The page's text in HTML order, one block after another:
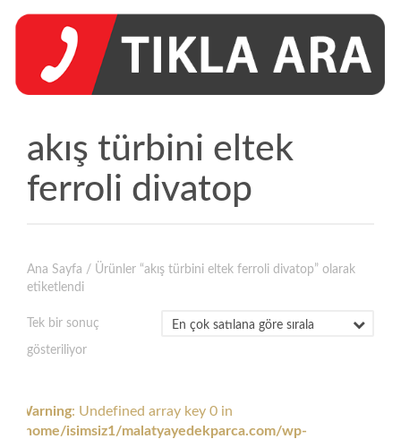
akış türbini eltek
ferroli divatop
Ana Sayfa / Ürünler “akış türbini eltek ferroli divatop” olarak
etiketlendi
Tek bir sonuç
gösteriliyor
Warning: Undefined array key 0 in
/home/isimsiz1/malatyayedekparca.com/wp-